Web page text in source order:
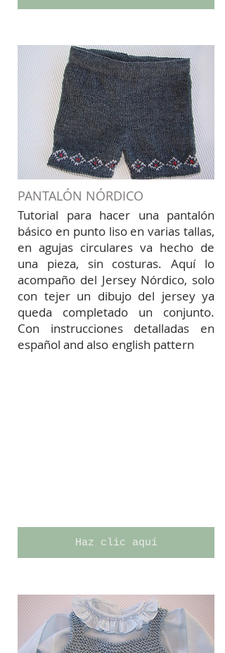
PANTALÓN NÓRDICO
Tutorial para hacer una pantalón
básico en punto liso en varias tallas,
en agujas circulares va hecho de
una pieza, sin costuras. Aquí lo
acompaño del Jersey Nórdico, solo
con tejer un dibujo del jersey ya
queda completado un conjunto.
Con instrucciones detalladas en
español and also english pattern
Haz clic aquí